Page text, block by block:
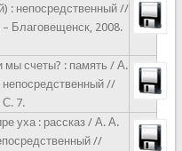
: непосредственный //
Благовещенск, 2008.
мы счеты? : память / А.
непосредственный //
С. 7.
уха : рассказ / А. А.
//